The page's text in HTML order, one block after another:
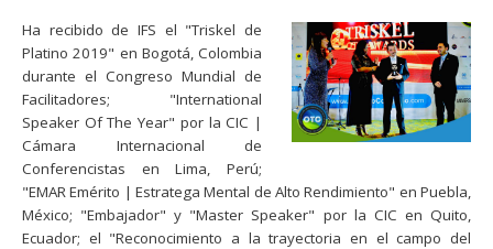
Ha recibido deIFS el "Triskel de
Platino 2019" en Bogotá, Colombia
durante el Congreso Mundial de
Facilitadores; "International
Speaker Of The Year" por la CIC |
Cámara Internacional de
Conferencistas en Lima, Perú;
"EMAR Emérito | Estratega Mental de Alto Rendimiento" en Puebla,
México; "Embajador" y "Master Speaker" por la CIC en Quito,
Ecuador; el "Reconocimiento a la trayectoria en el campo del